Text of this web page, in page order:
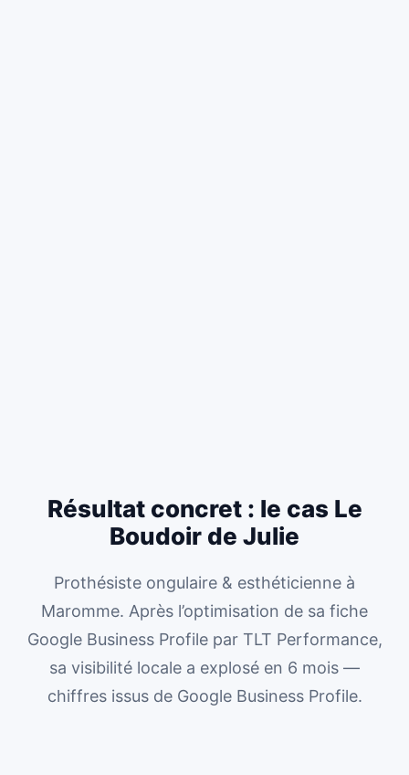
Résultat concret : le cas Le
Boudoir de Julie
Prothésiste ongulaire & esthéticienne à
Maromme. Après l’optimisation de sa fiche
Google Business Profile par TLT Performance,
sa visibilité locale a explosé en 6 mois —
chiffres issus de Google Business Profile.